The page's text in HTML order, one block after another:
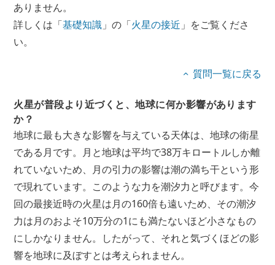
ありません。
詳しくは「基礎知識 」の「火星の接近 」をご覧くださ
い。
質問一覧に戻る
火星が普段より近づくと、地球に何か影響があります
か？
地球に最も大きな影響を与えている天体は、地球の衛星
である月です。月と地球は平均で38万キロートルしか離
れていないため、月の引力の影響は潮の満ち干という形
で現れています。このような力を潮汐力と呼びます。今
回の最接近時の火星は月の160倍も遠いため、その潮汐
力は月のおよそ10万分の1にも満たないほど小さなもの
にしかなりません。したがって、それと気づくほどの影
響を地球に及ぼすとは考えられません。